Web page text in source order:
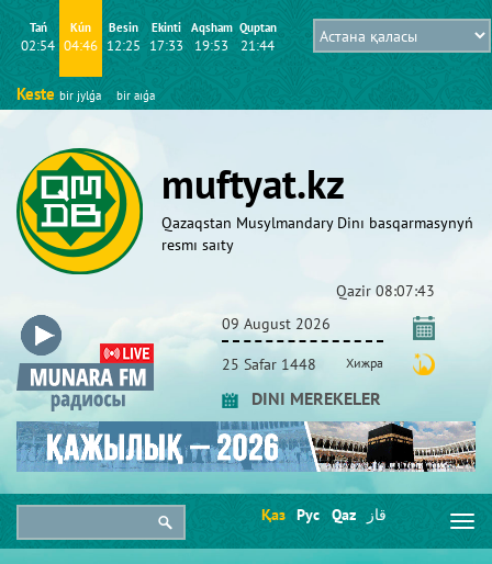
Tań
02:54
Kún
04:46
Besіn
12:25
Ekіntі
17:33
Aqsham
19:53
Quptan
21:44
Keste bіr jylǵa bіr aıǵa
muftyat.kz
Qazaqstan Musylmandary Dіnı basqarmasynyń
resmı saıty
Qazіr 08:07:44
09 August 2026
25 Safar 1448 Хижра
DINI MEREKELER
Қаз Рус Qaz قاز